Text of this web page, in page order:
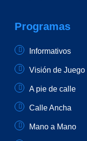
Programas
Informativos
Visión de Juego
A pie de calle
Calle Ancha
Mano a Mano